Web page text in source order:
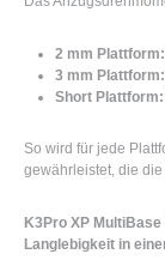
2 mm Plattform:
3 mm Plattform:
Short Plattform:
So wird für jede
gewährleistet, die
K3Pro XP
Langlebigkeit in